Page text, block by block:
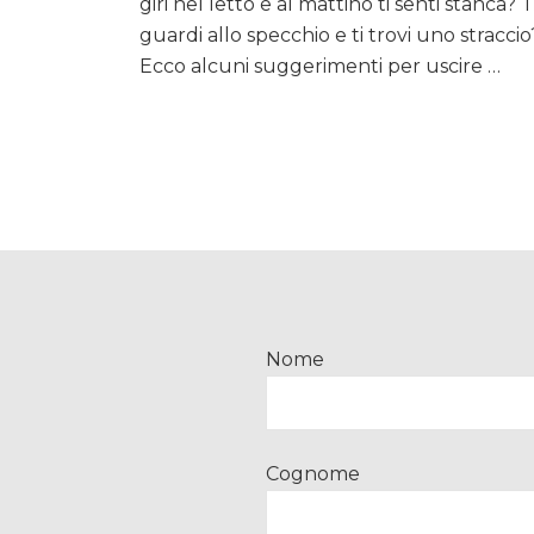
un
po’
così?
stanchezza…
guardi allo specchio e ti trovi uno
Ecco alcuni suggerimenti per uscire …
Nome
Cognome